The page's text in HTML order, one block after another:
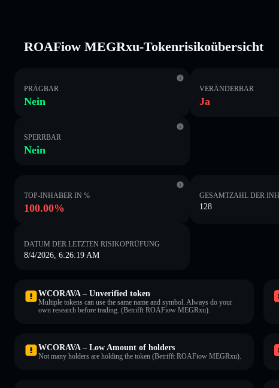
ROAFiow MEGRxu-Tokenrisikoübersicht
PRÄGBAR
Nein
VERÄNDERBAR
Ja
SPERRBAR
Nein
TOP-INHABER IN %
100.00%
GESAMTZAHL DER
128
DATUM DER LETZTEN RISIKOPRÜFUNG
8/4/2026, 6:26:19 AM
WCORAVA – Unverified token
Multiple tokens can use the same name and symbol. Always do your
own research before trading. (Betrifft ROAFiow MEGRxu).
WCORAVA – Low Amount of holders
Not many holders are holding the token (Betrifft ROAFiow MEGRxu).